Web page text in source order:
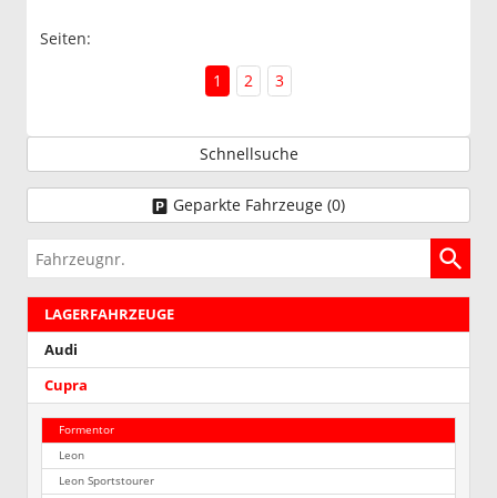
Seiten:
1
2 3
Schnellsuche
Geparkte Fahrzeuge (0)
Fahrzeugnr.
LAGERFAHRZEUGE
Audi
Cupra
Formentor
Leon
Leon Sportstourer